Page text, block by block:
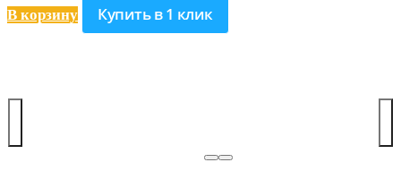
В корзину Купить в 1 клик